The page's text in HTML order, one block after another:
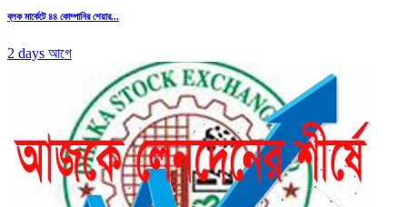
ব্লক মার্কেটে ৪৪ কোম্পানির শেয়ার...
2 days আগে